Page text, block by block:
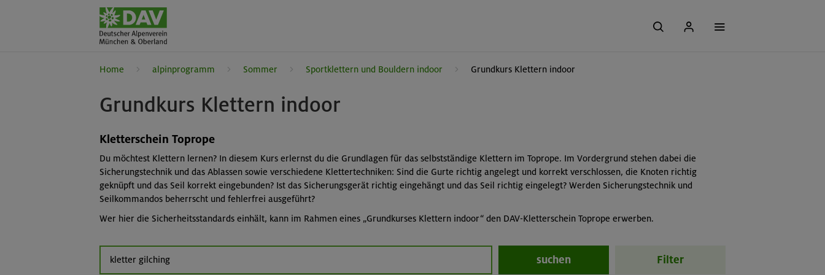
Home alpinprogramm Sommer Sportklettern und Bouldern indoor Grundkurs Klettern indoor
Grundkurs Klettern indoor
Kletterschein Toprope
Du möchtest Klettern lernen? In diesem Kurs erlernst du die Grundlagen für das selbstständige Klettern im Toprope. Im Vordergrund stehen dabei die
Sicherungstechnik und das Ablassen sowie verschiedene Klettertechniken: Sind die Gurte richtig angelegt und korrekt verschlossen, die Knoten richtig
geknüpft und das Seil korrekt eingebunden? Ist das Sicherungsgerät richtig eingehängt und das Seil richtig eingelegt? Werden Sicherungstechnik und
Seilkommandos beherrscht und fehlerfrei ausgeführt?
Wer hier die Sicherheitsstandards einhält, kann im Rahmen eines „Grundkurses Klettern indoor“ den DAV-Kletterschein Toprope erwerben.
suchen Filter